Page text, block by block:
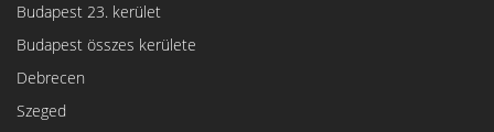
Budapest 23. kerület
Budapest összes kerülete
Debrecen
Szeged